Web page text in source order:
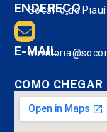
ENDEREÇO
Socorro do
E-MAIL
COMO